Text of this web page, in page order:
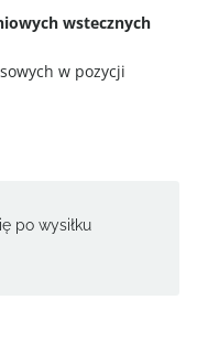
wstecznych
w pozycji
po wysiłku